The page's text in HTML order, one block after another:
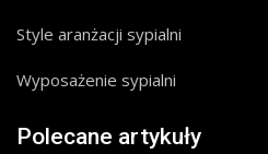
Style aranżacji sypialni
Wyposażenie sypialni
Polecane artykuły